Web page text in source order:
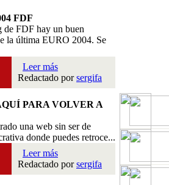
FDF
de FDF hay un buen
la última EURO 2004. Se
Leer más
Redactado porsergifa
PARA VOLVER A
una web sin ser de
donde puedes retroce...
Leer más
Redactado porsergifa